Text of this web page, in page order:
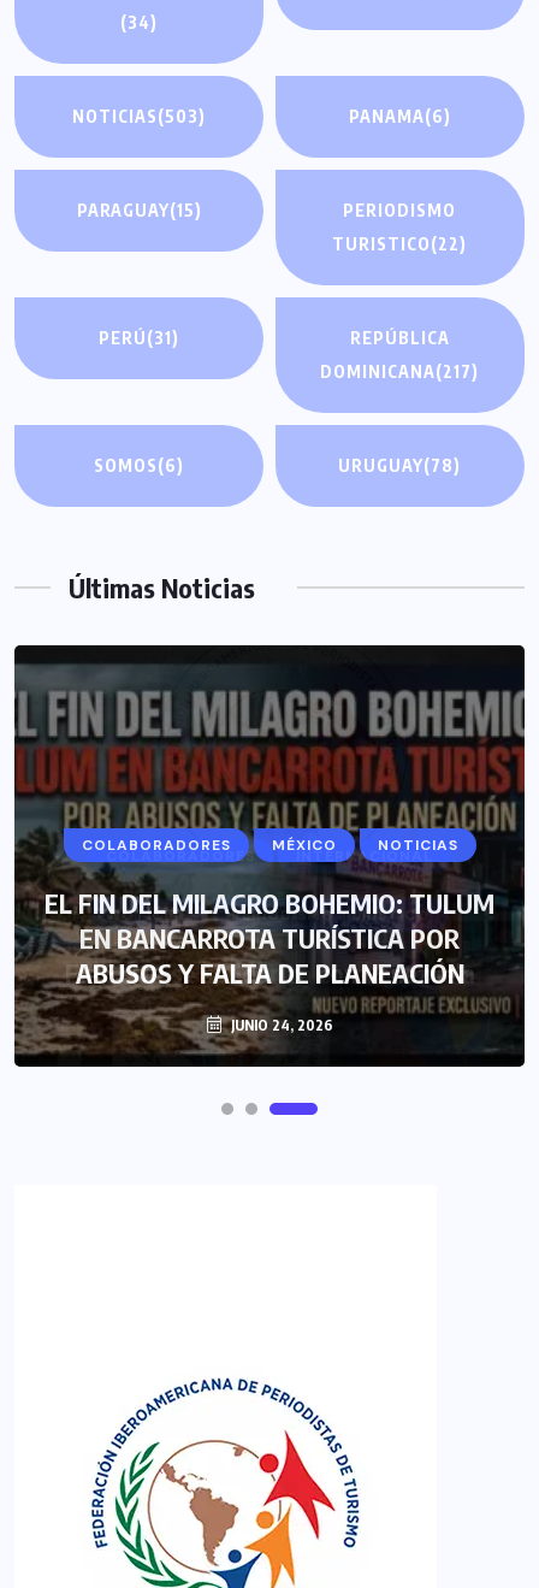
(34)
NOTICIAS(503) PANAMA(6)
PARAGUAY(15)
PERIODISMO
TURISTICO(22)
PERÚ(31)
REPÚBLICA
DOMINICANA(217)
SOMOS(6) URUGUAY(78)
Últimas Noticias
COLABORADORES MÉXICO NOTICIAS
EL FIN DEL MILAGRO BOHEMIO: TULUM
EN BANCARROTA TURÍSTICA POR
ABUSOS Y FALTA DE PLANEACIÓN
JUNIO 24, 2026